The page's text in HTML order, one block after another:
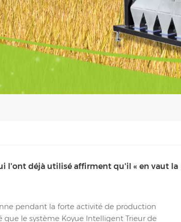
l'ont déjà utilisé affirment qu'il « en vaut la
pendant la forte activité de production
le système Koyue Intelligent Trieur de